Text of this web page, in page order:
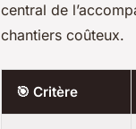
central de
chantiers coûteux.
🎯 Critère